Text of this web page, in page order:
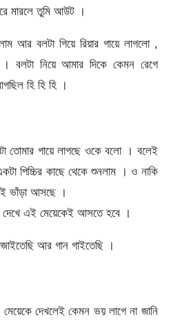
মারলে তুমি আউট ।
আর বলটা গিয়ে রিয়ার গায়ে লাগলো ,
বলটা নিয়ে আমার দিকে কেমন রেগে
হি হি হি ।
তোমার গায়ে লাগছে ওকে বলো । বলেই
পিচ্চির কাছে থেকে শুনলাম । ও নাকি
ভাঁড়া আসছে ।
দেখে এই মেয়েকেই আসতে হবে ।
আর গান গাইতেছি ।
দেখলেই কেমন ভয় লাগে না জানি